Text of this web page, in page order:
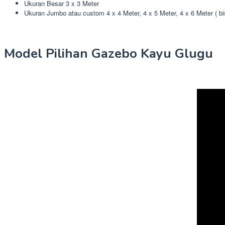
Ukuran Besar 3 x 3 Meter
Ukuran Jumbo atau custom 4 x 4 Meter, 4 x 5 Meter, 4 x 6 Meter (
Model Pilihan Gazebo Kayu Glugu